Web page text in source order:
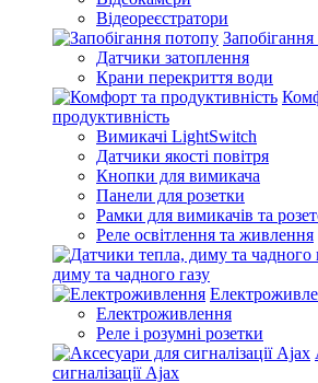
Відеореєстратори
Датчики затоплення
Крани перекриття води
продуктивність
Вимикачі LightSwitch
Датчики якості повітря
Кнопки для вимикача
Панели для розетки
Рамки для вимикачів та
Реле освітлення та живлення
диму та чадного газу
Електроживлення
Реле і розумні розетки
сигналізації Ajax